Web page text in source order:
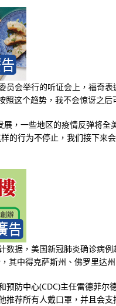
员会举行的听证会上，福奇
照这个趋势，我不会惊讶之后
展，一些地区的疫情反弹将
的行为不停止，我们接下来
数据，美国新冠肺炎确诊病
其中得克萨斯州、佛罗里达
防中心(CDC)主任雷德菲尔
推荐所有人戴口罩，并且会